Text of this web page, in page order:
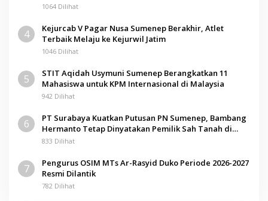
1064 Dilihat
4
Kejurcab V Pagar Nusa Sumenep Berakhir, Atlet
Terbaik Melaju ke Kejurwil Jatim
1046 Dilihat
5
STIT Aqidah Usymuni Sumenep Berangkatkan 11
Mahasiswa untuk KPM Internasional di Malaysia
942 Dilihat
6
PT Surabaya Kuatkan Putusan PN Sumenep, Bambang
Hermanto Tetap Dinyatakan Pemilik Sah Tanah di
Pamolokan
833 Dilihat
7
Pengurus OSIM MTs Ar-Rasyid Duko Periode 2026-2027
Resmi Dilantik
782 Dilihat